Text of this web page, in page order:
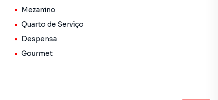
A Imobiliária Xavier e Brito tem mais opções de
apartamentos, casas residenciais e comerciais, sobrados,
terrenos, lojas e barracões para venda ou locação, além de
Mezanino
Quarto de Serviço
Despensa
Gourmet